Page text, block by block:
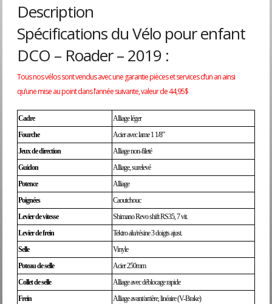
Description
Spécifications du Vélo pour enfant
DCO – Roader – 2019 :
Tous nos vélos sont vendus avec une garantie pièces et services d’un an ainsi
qu’une mise au point dans l’année suivante, valeur de 44,95$
Cadre
Alliage léger
Fourche
Acier avec lame 1 1/8”
Jeux de direction
Alliage non-fileté
Guidon
Alliage, surelevé
Potence
Alliage
Poignées
Caoutchouc
Levier de vitesse
Shimano Revo shift RS35, 7 vit.
Levier de frein
Tektro alu/résine 3 doigts ajust.
Selle
Vinyle
Poteau de selle
Acier 250mm
Collet de selle
Alliage avec déblocage rapide
Frein
Alliage avant/arrière, linéaire (V-Brake)